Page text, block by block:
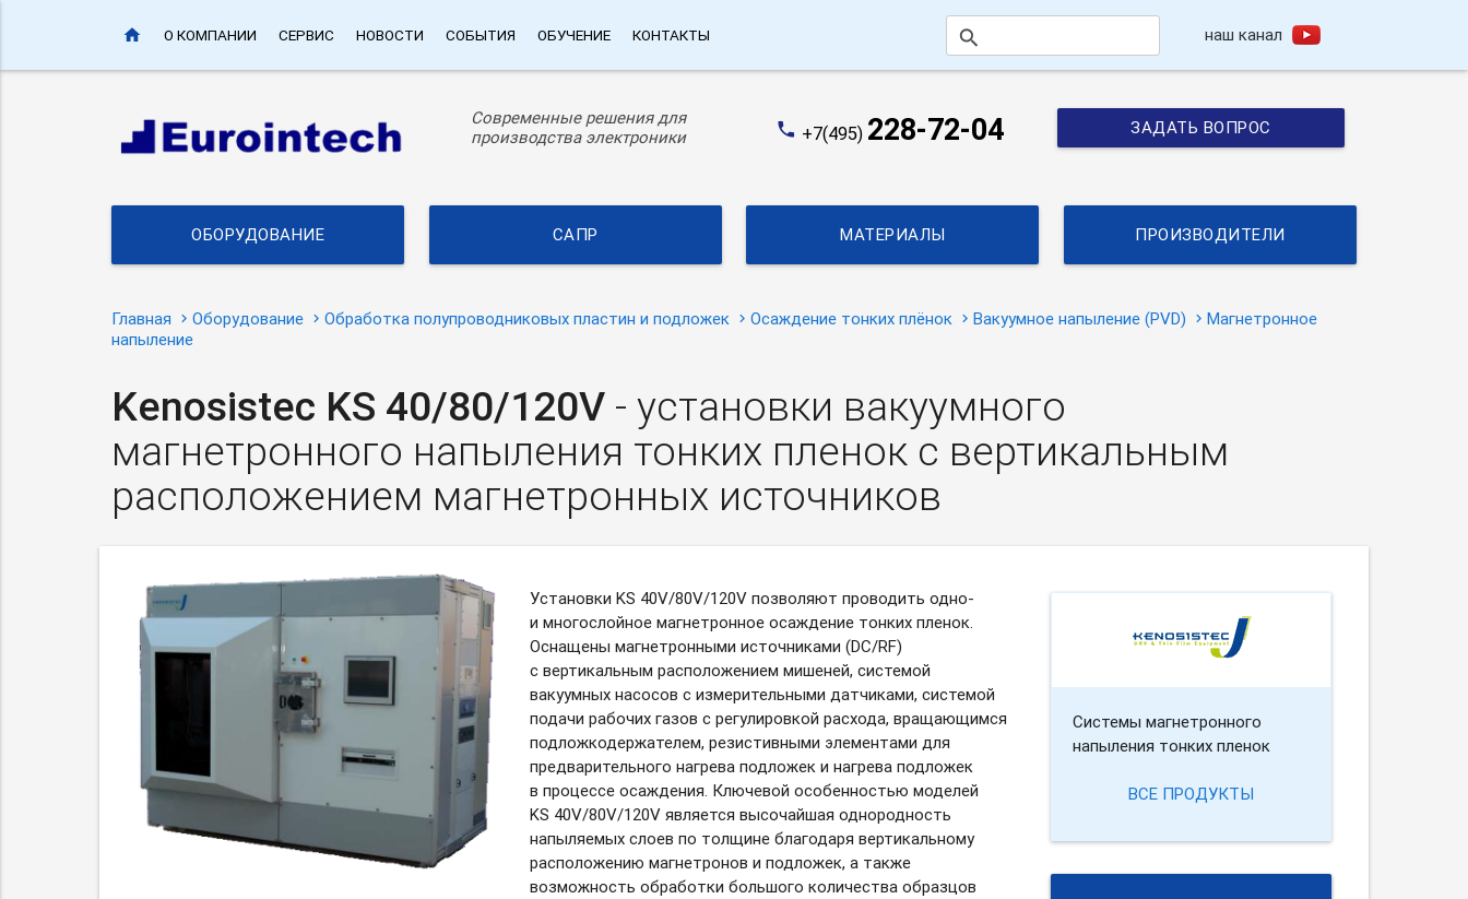
home О КОМПАНИИ СЕРВИС НОВОСТИ СОБЫТИЯ ОБУЧЕНИЕ КОНТАКТЫ search наш канал
Современные решения для
производства электроники
phone +7(495) 228-72-04 ЗАДАТЬ ВОПРОС
ОБОРУДОВАНИЕ САПР МАТЕРИАЛЫ ПРОИЗВОДИТЕЛИ
Главная Оборудование Обработка полупроводниковых пластин и подложек Осаждение тонких плёнок Вакуумное напыление (PVD)
Магнетронное
напыление
Kenosistec KS 40/80/120V - установки вакуумного
магнетронного напыления тонких пленок c вертикальным
расположением магнетронных источников
Установки KS 40V/80V/120V позволяют проводить одно-
и многослойное магнетронное осаждение тонких пленок.
Оснащены магнетронными источниками (DC/RF)
c вертикальным расположением мишеней, системой
вакуумных насосов с измерительными датчиками, системой
подачи рабочих газов с регулировкой расхода, вращающимся
подложкодержателем, резистивными элементами для
предварительного нагрева подложек и нагрева подложек
в процессе осаждения. Ключевой особенностью моделей
KS 40V/80V/120V является высочайшая однородность
напыляемых слоев по толщине благодаря вертикальному
расположению магнетронов и подложек, а также
возможность обработки большого количества образцов
Cистемы магнетронного
напыления тонких пленок
ВСЕ ПРОДУКТЫ